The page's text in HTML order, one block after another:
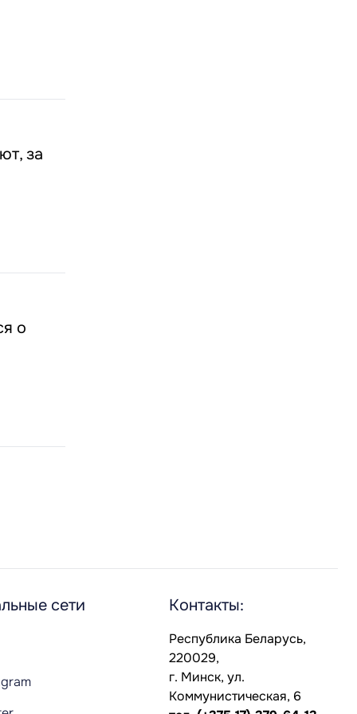
за
о
сети Контакты:
Республика Беларусь,
220029,
г. Минск, ул.
Коммунистическая, 6